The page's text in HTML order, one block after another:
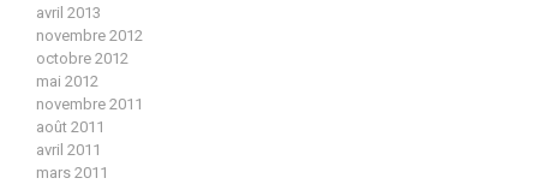
avril 2013
novembre 2012
octobre 2012
mai 2012
novembre 2011
août 2011
avril 2011
mars 2011